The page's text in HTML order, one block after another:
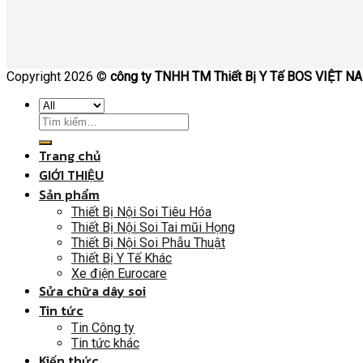
Copyright 2026 © công ty TNHH TM Thiết Bị Y Tế BOS VIỆT
Trang chủ
GIỚI THIỆU
Sản phẩm
Thiết Bị Nội Soi Tiêu Hóa
Thiết Bị Nội Soi Tai mũi Họng
Thiết Bị Nội Soi Phẫu Thuật
Thiết Bị Y Tế Khác
Xe điện Eurocare
Sửa chữa dây soi
Tin tức
Tin Công ty
Tin tức khác